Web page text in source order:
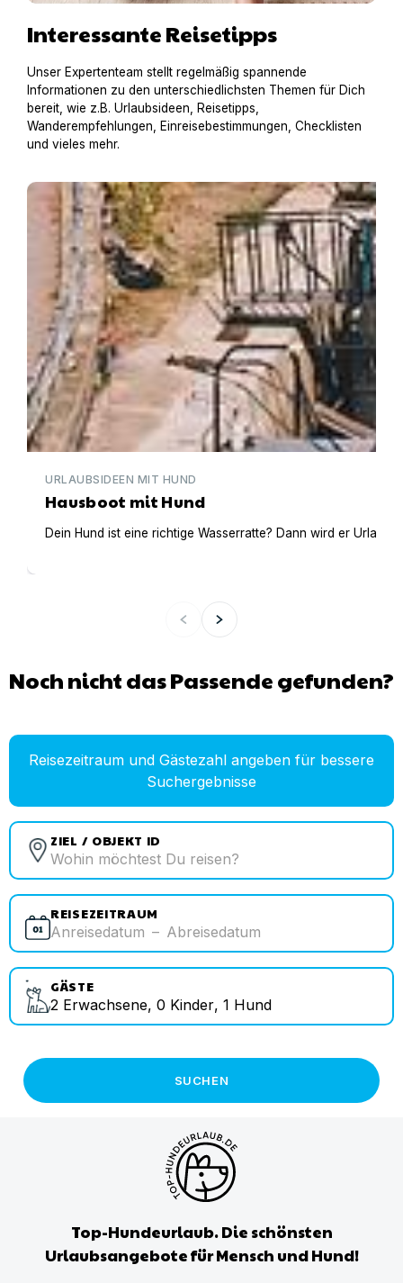
Interessante Reisetipps
Unser Expertenteam stellt regelmäßig spannende
Informationen zu den unterschiedlichsten Themen für Dich
bereit, wie z.B. Urlaubsideen, Reisetipps,
Wanderempfehlungen, Einreisebestimmungen, Checklisten
und vieles mehr.
Hausboot mit Hund
URLAUBSIDEEN MIT HUND
Hausboot mit Hund
Dein Hund ist eine richtige Wasserratte? Dann wird er
Noch nicht das Passende gefunden?
Reisezeitraum und Gästezahl angeben für bessere
Suchergebnisse
ZIEL / OBJEKT ID
REISEZEITRAUM
Anreisedatum – Abreisedatum
GÄSTE
2 Erwachsene, 0 Kinder, 1 Hund
SUCHEN
Top-Hundeurlaub. Die schönsten
Urlaubsangebote für Mensch und Hund!